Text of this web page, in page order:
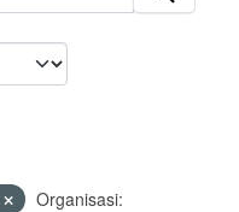
Organisasi: